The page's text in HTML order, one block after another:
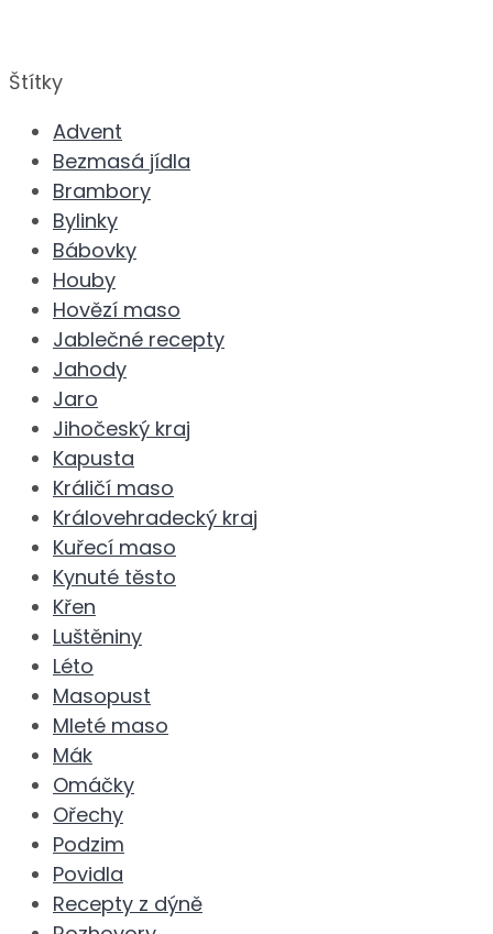
Štítky
Advent
Bezmasá jídla
Brambory
Bylinky
Bábovky
Houby
Hovězí maso
Jablečné recepty
Jahody
Jaro
Jihočeský kraj
Kapusta
Králičí maso
Královehradecký kraj
Kuřecí maso
Kynuté těsto
Křen
Luštěniny
Léto
Masopust
Mleté maso
Mák
Omáčky
Ořechy
Podzim
Povidla
Recepty z dýně